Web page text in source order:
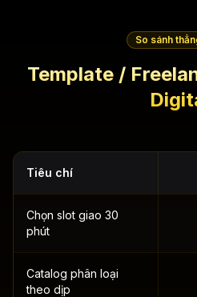
So sánh
Template /
Tiêu chí
Chọn slot giao 30
phút
Catalog phân loại
theo dịp